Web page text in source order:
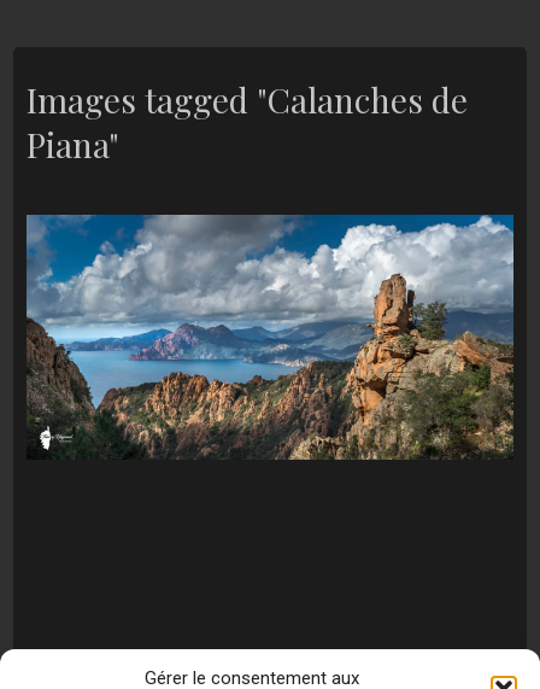
Gérer le consentement aux
Images tagged "Calanches de
Piana"